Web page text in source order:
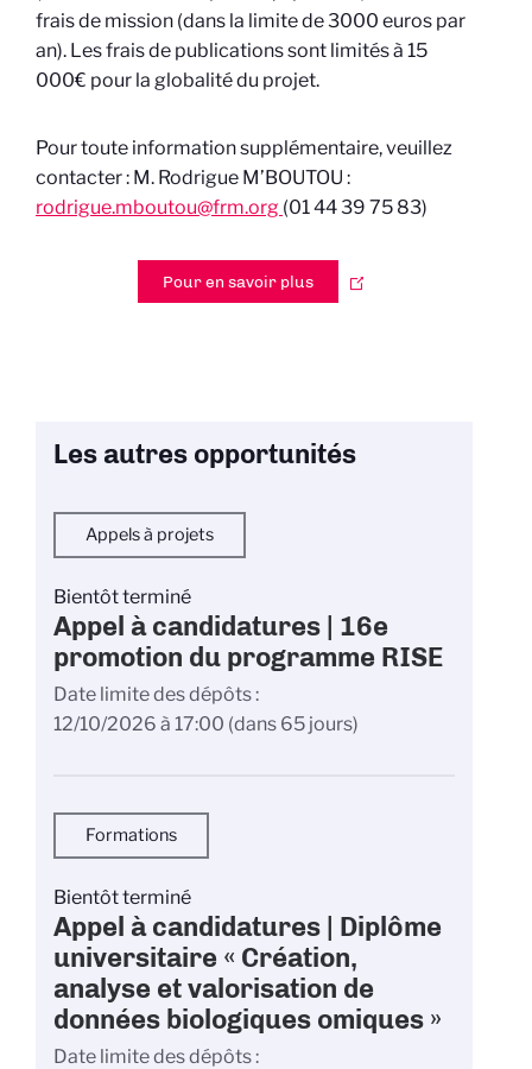
frais de mission (dans la limite de 3000 euros par
an). Les frais de publications sont limités à 15
000€ pour la globalité du projet.
Pour toute information supplémentaire, veuillez
contacter : M. Rodrigue M’BOUTOU :
rodrigue.mboutou@frm.org (01 44 39 75 83)
Pour en savoir plus
Les autres opportunités
Appels à projets
Bientôt terminé
Appel à candidatures | 16e
promotion du programme RISE
Date limite des dépôts
12/10/2026 à 17:00 (dans 65 jours)
Formations
Bientôt terminé
Appel à candidatures | Diplôme
universitaire « Création,
analyse et valorisation de
données biologiques omiques »
Date limite des dépôts